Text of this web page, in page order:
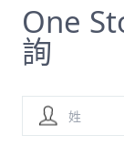
One
詢